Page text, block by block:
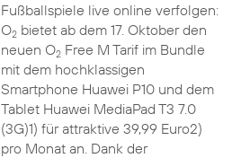
Fußballspiele live online verfolgen:
O2bietet ab dem 17. Oktober den
neuen O2Free M Tarif im Bundle
mit dem hochklassigen
Smartphone Huawei P10 und dem
Tablet Huawei MediaPad T3 7.0
(3G)1) für attraktive 39,99 Euro2)
pro Monat an. Dank der